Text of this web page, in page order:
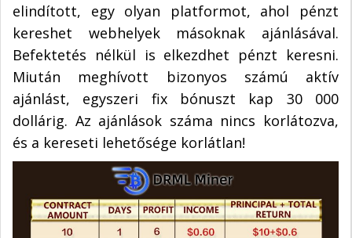
elindított, egy olyan platformot, ahol pénzt
kereshet webhelyek másoknak ajánlásával.
Befektetés nélkül is elkezdhet pénzt keresni.
Miután meghívott bizonyos számú aktív
ajánlást, egyszeri fix bónuszt kap 30 000
dollárig. Az ajánlások száma nincs korlátozva,
és a kereseti lehetősége korlátlan!